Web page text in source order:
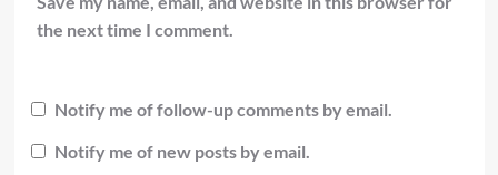
the next time I comment.
Notify me of follow-up comments by email.
Notify me of new posts by email.